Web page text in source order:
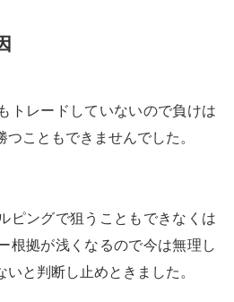
トレードしていないので負けは
つこともできませんでした。
ピングで狙うこともできなくは
根拠が浅くなるので今は無理し
と判断し止めときました。